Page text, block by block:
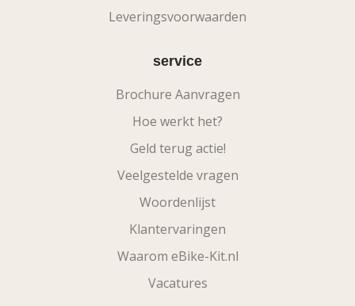
Leveringsvoorwaarden
service
Brochure Aanvragen
Hoe werkt het?
Geld terug actie!
Veelgestelde vragen
Woordenlijst
Klantervaringen
Waarom eBike-Kit.nl
Vacatures